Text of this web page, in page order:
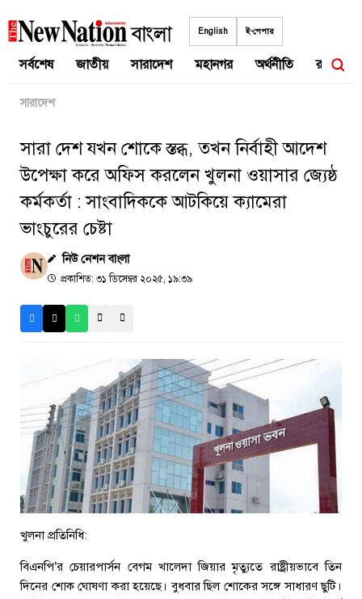
to
English ই-পেপার
সর্বশেষ জাতীয় সারাদেশ মহানগর অর্থনীতি রাজনীতি
সারাদেশ
সারা দেশ যখন শোকে স্তব্ধ, তখন নির্বাহী আদেশ
উপেক্ষা করে অফিস করলেন খুলনা ওয়াসার জ্যেষ্ঠ
কর্মকর্তা : সাংবাদিককে আটকিয়ে ক্যামেরা
ভাংচুরের চেষ্টা
নিউ নেশন বাংলা
প্রকাশিত: ৩১ ডিসেম্বর ২০২৫, ১৯:৩৯
খুলনা প্রতিনিধি:
বিএনপি’র চেয়ারপার্সন বেগম খালেদা জিয়ার মৃত্যুতে রাষ্ট্রীয়ভাবে তিন
দিনের শোক ঘোষণা করা হয়েছে। বুধবার ছিল শোকের সঙ্গে সাধারণ ছুটি।